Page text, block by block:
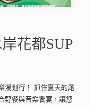
岸花都SUP
漫划行！ 抓住夏天的尾
野餐與音樂饗宴，讓您